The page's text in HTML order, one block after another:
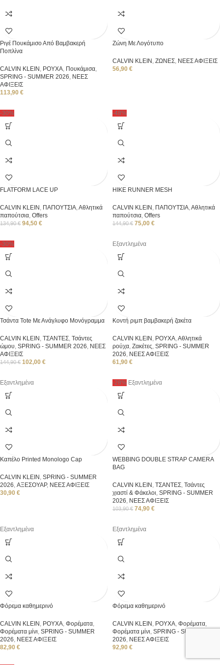
Ριγέ Πουκάμισο Από Βαμβακερή
Ποπλίνα
CALVIN KLEIN , ΡΟΥΧΑ, Πουκάμισα,
SPRING - SUMMER 2026, ΝΕΕΣ
ΑΦΙΞΕΙΣ
113,90 €
Ζώνη Με Λογότυπο
CALVIN KLEIN , ΖΩΝΕΣ, ΝΕΕΣ ΑΦΙΞΕΙΣ
56,90 €
-30%
FLATFORM LACE UP
CALVIN KLEIN , ΠΑΠΟΥΤΣΙΑ,Αθλητικά
παπούτσια, Offers
134,90€ 94,50 €
-48%
HIKE RUNNER MESH
CALVIN KLEIN , ΠΑΠΟΥΤΣΙΑ,Αθλητικά
παπούτσια, Offers
144,90€ 75,00 €
-30%
Τσάντα Tote Με Ανάγλυφο Μονόγραμμα
CALVIN KLEIN , ΤΣΑΝΤΕΣ, Τσάντες
ώμου, SPRING - SUMMER 2026, ΝΕΕΣ
ΑΦΙΞΕΙΣ
144,90€ 102,00 €
Εξαντλημένα
Κοντή ριμπ βαμβακερή ζακέτα
CALVIN KLEIN , ΡΟΥΧΑ,Αθλητικά
ρούχα, Ζακέτες, SPRING - SUMMER
2026, ΝΕΕΣ ΑΦΙΞΕΙΣ
61,90 €
Εξαντλημένα
Καπέλο Printed Monologo Cap
CALVIN KLEIN , SPRING - SUMMER
2026, ΑΞΕΣΟΥΑΡ, ΝΕΕΣ ΑΦΙΞΕΙΣ
30,90 €
-28% Εξαντλημένα
WEBBING DOUBLE STRAP CAMERA
BAG
CALVIN KLEIN , ΤΣΑΝΤΕΣ, Τσάντες
χιαστί & Φάκελοι, SPRING - SUMMER
2026, ΝΕΕΣ ΑΦΙΞΕΙΣ
103,90€ 74,90 €
Εξαντλημένα
Φόρεμα καθημερινό
CALVIN KLEIN , ΡΟΥΧΑ, Φορέματα,
Φορέματα μίνι, SPRING - SUMMER
2026, ΝΕΕΣ ΑΦΙΞΕΙΣ
82,90 €
Εξαντλημένα
Φόρεμα καθημερινό
CALVIN KLEIN , ΡΟΥΧΑ, Φορέματα,
Φορέματα μίνι, SPRING - SUMMER
2026, ΝΕΕΣ ΑΦΙΞΕΙΣ
92,90 €